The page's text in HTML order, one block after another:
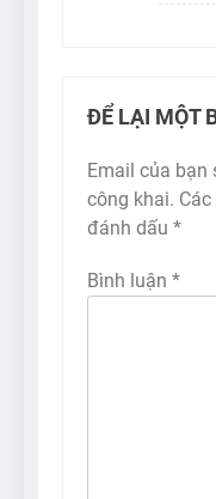
ĐỂ LẠI MỘT
Email của
công khai.
đánh dấu *
Bình luận *